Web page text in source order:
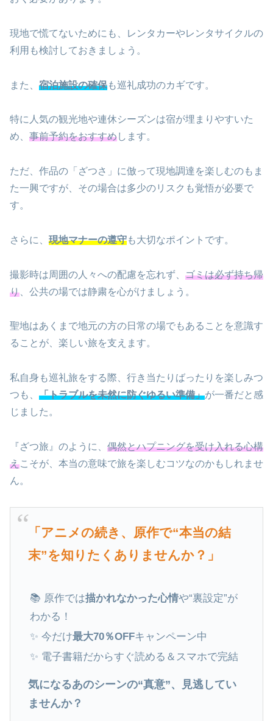
現地で慌てないためにも、レンタカーやレンタサイクルの
利用も検討しておきましょう。
また、 宿泊施設の確保も巡礼成功のカギです。
特に人気の観光地や連休シーズンは宿が埋まりやすいた
め、 事前予約をおすすめします。
ただ、作品の「ざつさ」に倣って現地調達を楽しむのもま
た一興ですが、その場合は多少のリスクも覚悟が必要で
す。
さらに、 現地マナーの遵守も大切なポイントです。
撮影時は周囲の人々への配慮を忘れず、 ゴミは必ず持ち帰
り 、公共の場では静粛を心がけましょう。
聖地はあくまで地元の方の日常の場でもあることを意識す
ることが、楽しい旅を支えます。
私自身も巡礼旅をする際、行き当たりばったりを楽しみつ
つも、 「トラブルを未然に防ぐゆるい準備」が一番だと感
じました。
『ざつ旅』のように、 偶然とハプニングを受け入れる心構
えこそが、本当の意味で旅を楽しむコツなのかもしれませ
ん。
「アニメの続き、原作で“本当の結
末”を知りたくありませんか？」
📚 原作では描かれなかった心情や“裏設定”が
わかる！
✨ 今だけ最大70％OFFキャンペーン中
✨ 電子書籍だからすぐ読める＆スマホで完結
気になるあのシーンの“真意”、見逃してい
ませんか？